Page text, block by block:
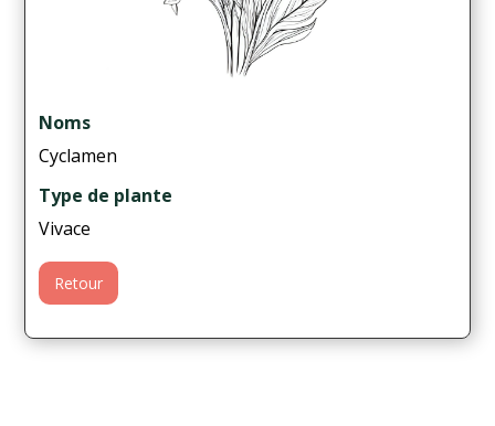
Noms
Cyclamen
Type de plante
Vivace
Retour